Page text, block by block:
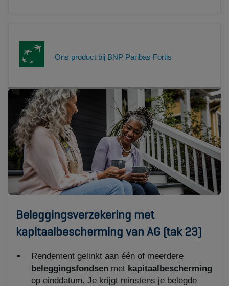
Ons product bij BNP Paribas Fortis
Beleggingsverzekering met
kapitaalbescherming van AG (tak 23)
Rendement gelinkt aan één of meerdere
beleggingsfondsen met kapitaalbescherming
op einddatum. Je krijgt minstens je belegde